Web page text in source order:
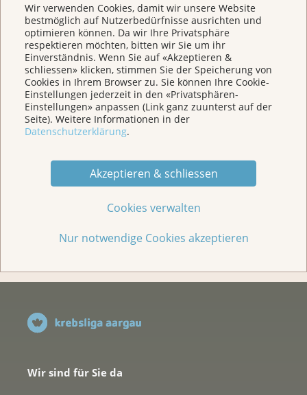
Wir verwenden Cookies, damit wir unsere Website
bestmöglich auf Nutzerbedürfnisse ausrichten und
optimieren können. Da wir Ihre Privatsphäre
respektieren möchten, bitten wir Sie um ihr
Einverständnis. Wenn Sie auf «Akzeptieren &
schliessen» klicken, stimmen Sie der Speicherung von
Cookies in Ihrem Browser zu. Sie können Ihre Cookie-
Einstellungen jederzeit in den «Privatsphären-
Einstellungen» anpassen (Link ganz zuunterst auf der
Seite). Weitere Informationen in der
Datenschutzerklärung.
Akzeptieren & schliessen
Cookies verwalten
Nur notwendige Cookies akzeptieren
Prävention
Veranstaltungen/ Podcasts/Links
Für Medien
Spenden
Wir sind für Sie da